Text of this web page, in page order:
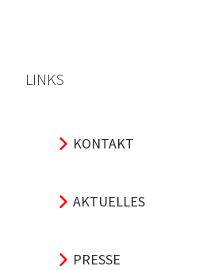
LINKS
KONTAKT
AKTUELLES
PRESSE